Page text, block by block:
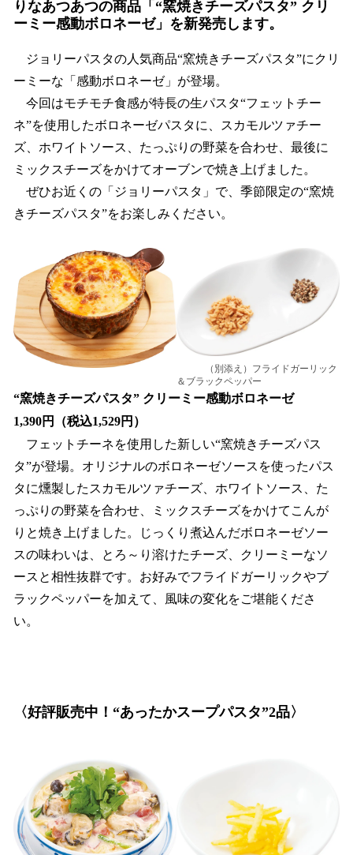
読
み
み
で
す
りなあつあつの商品「“窯焼きチーズパスタ” クリ
ーミー感動ボロネーゼ」を新発売します。
ジョリーパスタの人気商品“窯焼きチーズパスタ”にクリ
ーミーな「感動ボロネーゼ」が登場。
今回はモチモチ食感が特長の生パスタ“フェットチー
ネ”を使用したボロネーゼパスタに、スカモルツァチー
ズ、ホワイトソース、たっぷりの野菜を合わせ、最後に
ミックスチーズをかけてオーブンで焼き上げました。
ぜひお近くの「ジョリーパスタ」で、季節限定の“窯焼
きチーズパスタ”をお楽しみください。
（別添え）フライドガーリック
＆ブラックペッパー
“窯焼きチーズパスタ” クリーミー感動ボロネーゼ
1,390円（税込1,529円）
フェットチーネを使用した新しい“窯焼きチーズパス
タ”が登場。オリジナルのボロネーゼソースを使ったパス
タに燻製したスカモルツァチーズ、ホワイトソース、た
っぷりの野菜を合わせ、ミックスチーズをかけてこんが
りと焼き上げました。じっくり煮込んだボロネーゼソー
スの味わいは、とろ～り溶けたチーズ、クリーミーなソ
ースと相性抜群です。お好みでフライドガーリックやブ
ラックペッパーを加えて、風味の変化をご堪能くださ
い。
〈好評販売中！“あったかスープパスタ”2品〉